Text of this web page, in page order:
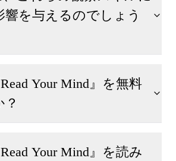
響を与えるのでしょう
Your Mind』を無料
Your Mind』を読み